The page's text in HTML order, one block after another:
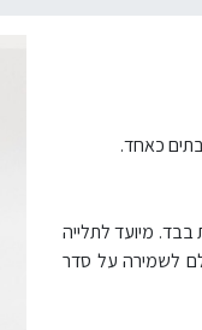
כאחד.
מיועד לתלייה
לשמירה על סדר